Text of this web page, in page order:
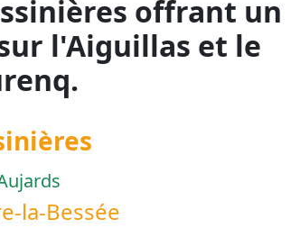
offrant un
l'Aiguillas et le
la-Bessée